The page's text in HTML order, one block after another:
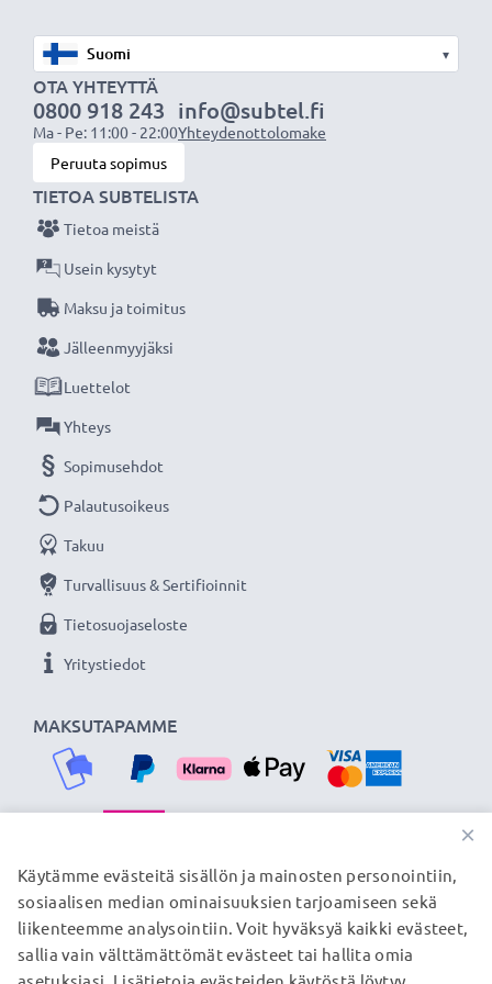
★ 3 vuoden takuu
Olemme vuonna 2004 perustettu kansainvälinen
verkkokauppa, joka tarjoaa laadukkaita tuotteita, ja
siksi tarjoamme 36 kuukauden takuun!
▾
OTA YHTEYTTÄ
0800 918 243
Ma - Pe: 11:00 - 22:00
info@subtel.fi
Yhteydenottolomake
Peruuta sopimus
MAKSUTAPAMME
TIETOA SUBTELISTA
Tietoa meistä
Usein kysytyt
Maksu ja toimitus
Jälleenmyyjäksi
Luettelot
Yhteys
Sopimusehdot
Palautusoikeus
Takuu
Turvallisuus & Sertifioinnit
Tietosuojaseloste
Yritystiedot
TOIMITUSKUMPPANIMME
© subtel.fi 2026
×
Käytämme evästeitä sisällön ja mainosten personointiin,
sosiaalisen median ominaisuuksien tarjoamiseen sekä
liikenteemme analysointiin. Voit hyväksyä kaikki evästeet,
sallia vain välttämättömät evästeet tai hallita omia